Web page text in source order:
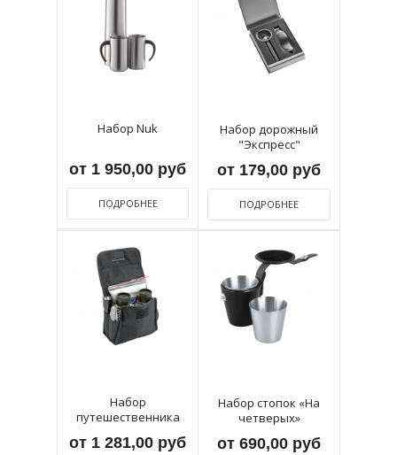
Набор Nuk
от 1 950,00 руб
ПОДРОБНЕЕ
Набор дорожный
"Экспресс"
от 179,00 руб
ПОДРОБНЕЕ
Набор
путешественника
от 1 281,00 руб
Набор стопок «На
четверых»
от 690,00 руб